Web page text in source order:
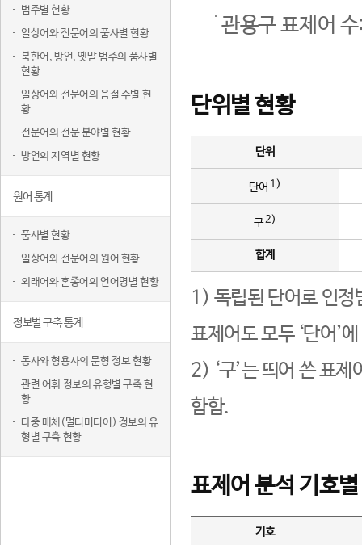
범주별 현황
일상어와 전문어의 품사별 현황
북한어, 방언, 옛말 범주의 품사별
현황
일상어와 전문어의 음절 수별 현
황
전문어의 전문 분야별 현황
방언의 지역별 현황
원어 통계
품사별 현황
일상어와 전문어의 원어 현황
외래어와 혼종어의 언어명별 현황
정보별 구축 통계
동사와 형용사의 문형 정보 현황
관련 어휘 정보의 유형별 구축 현
황
다중 매체(멀티미디어) 정보의 유
형별 구축 현황
관용구 표제어
단위별 현황
단위
단어 1)
구2)
합계
1) 독립된 단어로 인정
표제어도 모두 ‘단어’
2) ‘구’는 띄어 쓴 표
함함.
표제어 분석 기호
기호